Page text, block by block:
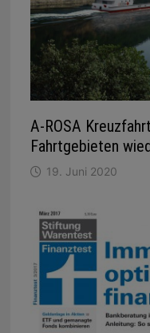
A-ROSA
Fahrtgebieten
19. Juni 2020